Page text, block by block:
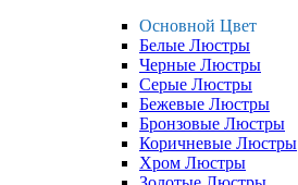
Основной Цвет
Белые Люстры
Черные Люстры
Серые Люстры
Бежевые Люстры
Бронзовые Люстры
Коричневые Люстры
Хром Люстры